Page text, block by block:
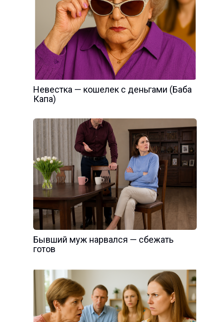
Невестка — кошелек с деньгами (Баба
Капа)
Бывший муж нарвался — сбежать
готов